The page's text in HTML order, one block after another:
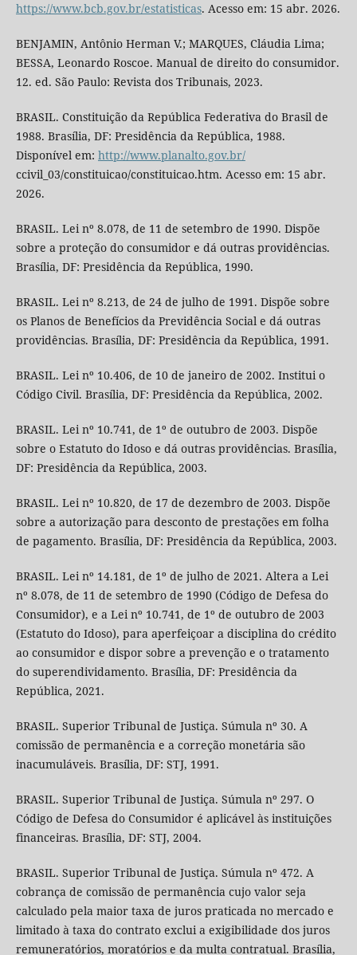
https://www.bcb.gov.br/estatisticas. Acesso em: 15 abr. 2026.
BENJAMIN, Antônio Herman V.; MARQUES, Cláudia Lima;
BESSA, Leonardo Roscoe. Manual de direito do consumidor.
12. ed. São Paulo: Revista dos Tribunais, 2023.
BRASIL. Constituição da República Federativa do Brasil de
1988. Brasília, DF: Presidência da República, 1988.
Disponível em: http://www.planalto.gov.br/
ccivil_03/constituicao/constituicao.htm. Acesso em: 15 abr.
2026.
BRASIL. Lei nº 8.078, de 11 de setembro de 1990. Dispõe
sobre a proteção do consumidor e dá outras providências.
Brasília, DF: Presidência da República, 1990.
BRASIL. Lei nº 8.213, de 24 de julho de 1991. Dispõe sobre
os Planos de Benefícios da Previdência Social e dá outras
providências. Brasília, DF: Presidência da República, 1991.
BRASIL. Lei nº 10.406, de 10 de janeiro de 2002. Institui o
Código Civil. Brasília, DF: Presidência da República, 2002.
BRASIL. Lei nº 10.741, de 1º de outubro de 2003. Dispõe
sobre o Estatuto do Idoso e dá outras providências. Brasília,
DF: Presidência da República, 2003.
BRASIL. Lei nº 10.820, de 17 de dezembro de 2003. Dispõe
sobre a autorização para desconto de prestações em folha
de pagamento. Brasília, DF: Presidência da República, 2003.
BRASIL. Lei nº 14.181, de 1º de julho de 2021. Altera a Lei
nº 8.078, de 11 de setembro de 1990 (Código de Defesa do
Consumidor), e a Lei nº 10.741, de 1º de outubro de 2003
(Estatuto do Idoso), para aperfeiçoar a disciplina do crédito
ao consumidor e dispor sobre a prevenção e o tratamento
do superendividamento. Brasília, DF: Presidência da
República, 2021.
BRASIL. Superior Tribunal de Justiça. Súmula nº 30. A
comissão de permanência e a correção monetária são
inacumuláveis. Brasília, DF: STJ, 1991.
BRASIL. Superior Tribunal de Justiça. Súmula nº 297. O
Código de Defesa do Consumidor é aplicável às instituições
financeiras. Brasília, DF: STJ, 2004.
BRASIL. Superior Tribunal de Justiça. Súmula nº 472. A
cobrança de comissão de permanência cujo valor seja
calculado pela maior taxa de juros praticada no mercado e
limitado à taxa do contrato exclui a exigibilidade dos juros
remuneratórios, moratórios e da multa contratual. Brasília,